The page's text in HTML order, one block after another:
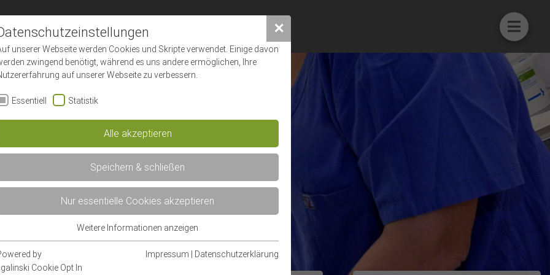
✕
unserer Webseite werden Cookies und Skripte verwendet. Einige davon
zwingend benötigt, während es uns andere ermöglichen, Ihre
auf unserer Webseite zu verbessern.
Essentiell Statistik
Alle akzeptieren
Speichern & schließen
Nur essentielle Cookies akzeptieren
Essentielle Cookies werden für grundlegende Funktionen der Webseite
benötigt. Dadurch ist gewährleistet, dass die Webseite einwandfrei
Weitere Informationen anzeigen
by
Cookie Opt In
Impressum | Datenschutzerklärung